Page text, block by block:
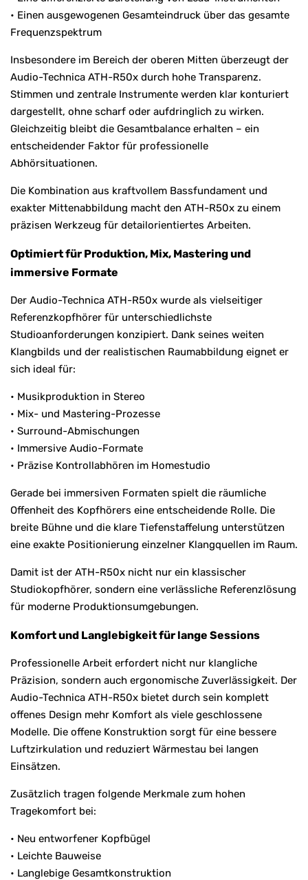
• Einen ausgewogenen Gesamteindruck über das gesamte
Frequenzspektrum
Insbesondere im Bereich der oberen Mitten überzeugt der
Audio-Technica ATH-R50x durch hohe Transparenz.
Stimmen und zentrale Instrumente werden klar konturiert
dargestellt, ohne scharf oder aufdringlich zu wirken.
Gleichzeitig bleibt die Gesamtbalance erhalten – ein
entscheidender Faktor für professionelle
Abhörsituationen.
Die Kombination aus kraftvollem Bassfundament und
exakter Mittenabbildung macht den ATH-R50x zu einem
präzisen Werkzeug für detailorientiertes Arbeiten.
Optimiert für Produktion, Mix, Mastering und
immersive Formate
Der Audio-Technica ATH-R50x wurde als vielseitiger
Referenzkopfhörer für unterschiedlichste
Studioanforderungen konzipiert. Dank seines weiten
Klangbilds und der realistischen Raumabbildung eignet er
sich ideal für:
• Musikproduktion in Stereo
• Mix- und Mastering-Prozesse
• Surround-Abmischungen
• Immersive Audio-Formate
• Präzise Kontrollabhören im Homestudio
Gerade bei immersiven Formaten spielt die räumliche
Offenheit des Kopfhörers eine entscheidende Rolle. Die
breite Bühne und die klare Tiefenstaffelung unterstützen
eine exakte Positionierung einzelner Klangquellen im Raum.
Damit ist der ATH-R50x nicht nur ein klassischer
Studiokopfhörer, sondern eine verlässliche Referenzlösung
für moderne Produktionsumgebungen.
Komfort und Langlebigkeit für lange Sessions
Professionelle Arbeit erfordert nicht nur klangliche
Präzision, sondern auch ergonomische Zuverlässigkeit. Der
Audio-Technica ATH-R50x bietet durch sein komplett
offenes Design mehr Komfort als viele geschlossene
Modelle. Die offene Konstruktion sorgt für eine bessere
Luftzirkulation und reduziert Wärmestau bei langen
Einsätzen.
Zusätzlich tragen folgende Merkmale zum hohen
Tragekomfort bei:
• Neu entworfener Kopfbügel
• Leichte Bauweise
• Langlebige Gesamtkonstruktion